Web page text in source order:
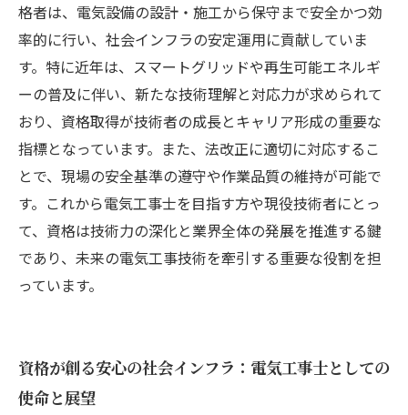
格者は、電気設備の設計・施工から保守まで安全かつ効
率的に行い、社会インフラの安定運用に貢献していま
す。特に近年は、スマートグリッドや再生可能エネルギ
ーの普及に伴い、新たな技術理解と対応力が求められて
おり、資格取得が技術者の成長とキャリア形成の重要な
指標となっています。また、法改正に適切に対応するこ
とで、現場の安全基準の遵守や作業品質の維持が可能で
す。これから電気工事士を目指す方や現役技術者にとっ
て、資格は技術力の深化と業界全体の発展を推進する鍵
であり、未来の電気工事技術を牽引する重要な役割を担
っています。
資格が創る安心の社会インフラ：電気工事士としての
使命と展望